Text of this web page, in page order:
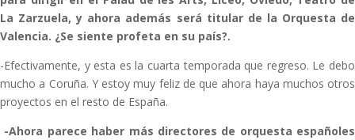
La Zarzuela, y ahora además será titular de la Orquesta de
Valencia. ¿Se siente profeta en su país?.
-Efectivamente, y esta es la cuarta temporada que regreso. Le debo
mucho a Coruña. Y estoy muy feliz de que ahora haya muchos otros
proyectos en el resto de España.
-Ahora parece haber más directores de orquesta españoles